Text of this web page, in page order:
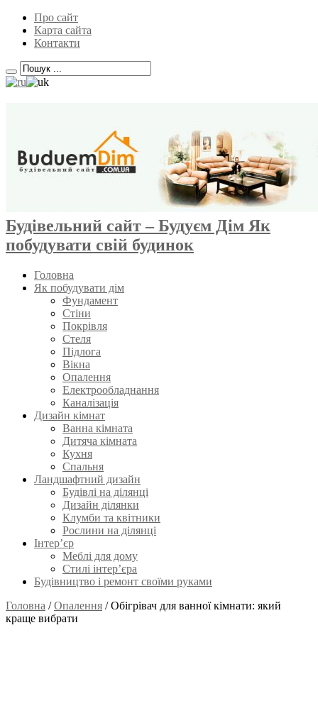
Про сайт
Карта сайта
Контакти
Будівельний сайт – Будуєм Дім Як
побудувати свій будинок
Головна
Як побудувати дім
Фундамент
Стіни
Покрівля
Стеля
Підлога
Вікна
Опалення
Електрообладнання
Каналізація
Дизайн кімнат
Ванна кімната
Дитяча кімната
Кухня
Спальня
Ландшафтний дизайн
Будівлі на ділянці
Дизайн ділянки
Клумби та квітники
Рослини на ділянці
Інтер’єр
Меблі для дому
Стилі інтер’єра
Будівництво і ремонт своїми руками
Головна /Опалення /Обігрівач для ванної кімнати: який
краще вибрати